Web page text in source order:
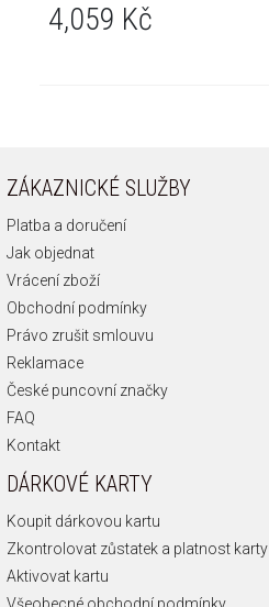
4,059 Kč
ZÁKAZNICKÉ SLUŽBY
Platba a doručení
Jak objednat
Vrácení zboží
Obchodní podmínky
Právo zrušit smlouvu
Reklamace
České puncovní značky
FAQ
Kontakt
DÁRKOVÉ KARTY
Koupit dárkovou kartu
Zkontrolovat zůstatek a platnost karty
Aktivovat kartu